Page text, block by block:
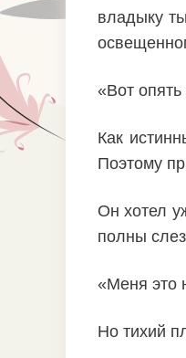
владыку
«Вот опять
Как
Поэтому
Он хотел
полны
«Меня это
Но тихий